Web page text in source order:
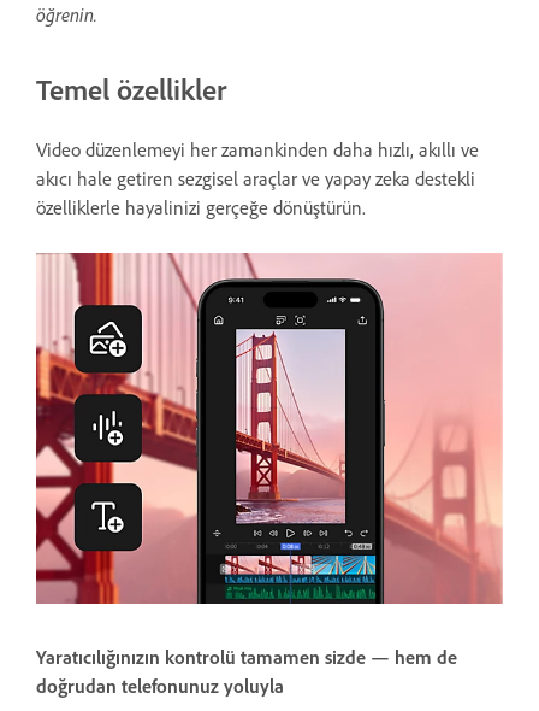
öğrenin.
Temel özellikler
Video düzenlemeyi her zamankinden daha hızlı, akıllı ve
akıcı hale getiren sezgisel araçlar ve yapay zeka destekli
özelliklerle hayalinizi gerçeğe dönüştürün.
Yaratıcılığınızın kontrolü tamamen sizde — hem de
doğrudan telefonunuz yoluyla